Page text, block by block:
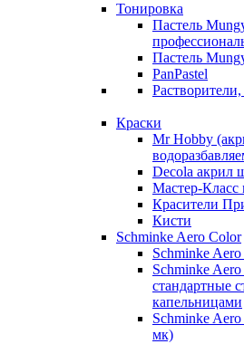
Тонировка
Пастель
Пастель
PanPastel
Краски
Mr Hobby
Decola акрил
Мастер-Класс
Красители
Кисти
Schminke Aero Color
Schminke
Schminke
стандартные
капельницами
Schminke
мк)